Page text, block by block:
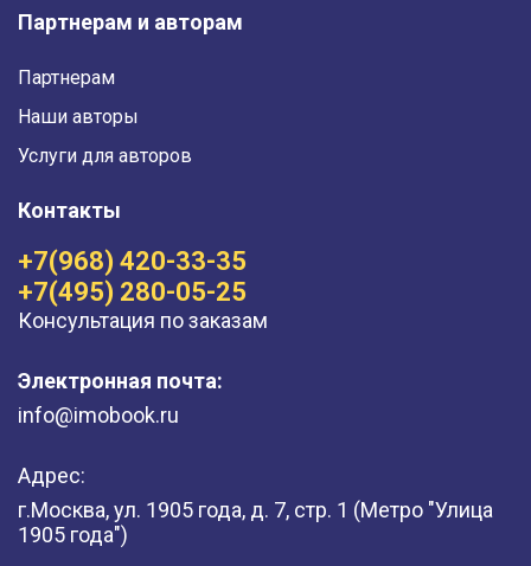
Партнерам и авторам
Партнерам
Наши авторы
Услуги для авторов
Контакты
+7(968) 420-33-35
+7(495) 280-05-25
Консультация по заказам
Электронная почта:
info@imobook.ru
Адрес:
г.Москва, ул. 1905 года, д. 7, стр. 1 (Метро "Улица
1905 года")